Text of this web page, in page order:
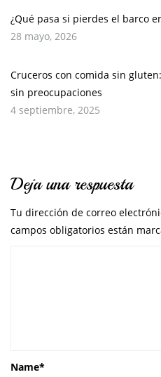
¿Qué pasa si pierdes el barco
28 mayo, 2026
Cruceros con comida sin
sin preocupaciones
4 septiembre, 2025
Deja una respuesta
Tu dirección de correo
campos obligatorios están
Name*